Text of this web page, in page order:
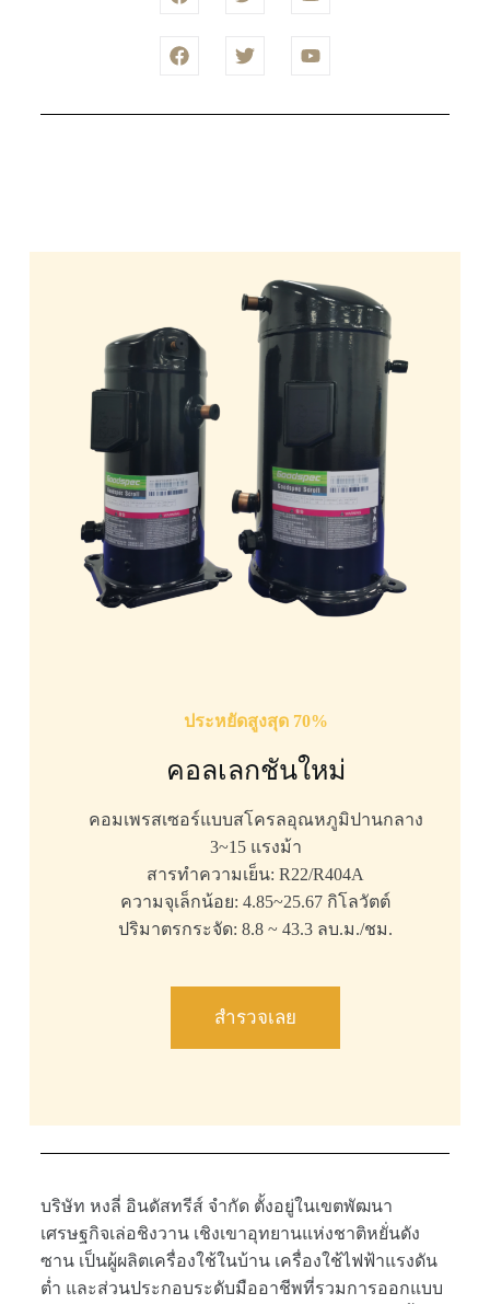
ประหยัดสูงสุด 70%
คอลเลกชันใหม่
คอมเพรสเซอร์แบบสโครลอุณหภูมิปานกลาง
3~15 แรงม้า
สารทำความเย็น: R22/R404A
ความจุเล็กน้อย: 4.85~25.67 กิโลวัตต์
ปริมาตรกระจัด: 8.8 ~ 43.3 ลบ.ม./ชม.
สำรวจเลย
บริษัท หงลี่ อินดัสทรีส์ จำกัด ตั้งอยู่ในเขตพัฒนา
เศรษฐกิจเล่อชิงวาน เชิงเขาอุทยานแห่งชาติหยั่นดัง
ซาน เป็นผู้ผลิตเครื่องใช้ในบ้าน เครื่องใช้ไฟฟ้าแรงดัน
ต่ำ และส่วนประกอบระดับมืออาชีพที่รวมการออกแบบ